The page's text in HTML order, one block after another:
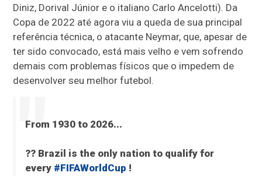
Diniz, Dorival Júnior e o italiano Carlo Ancelotti). Da
Copa de 2022 até agora viu a queda de sua principal
referência técnica, o atacante Neymar, que, apesar de
ter sido convocado, está mais velho e vem sofrendo
demais com problemas físicos que o impedem de
desenvolver seu melhor futebol.
From 1930 to 2026...
?? Brazil is the only nation to qualify for
every #FIFAWorldCup !